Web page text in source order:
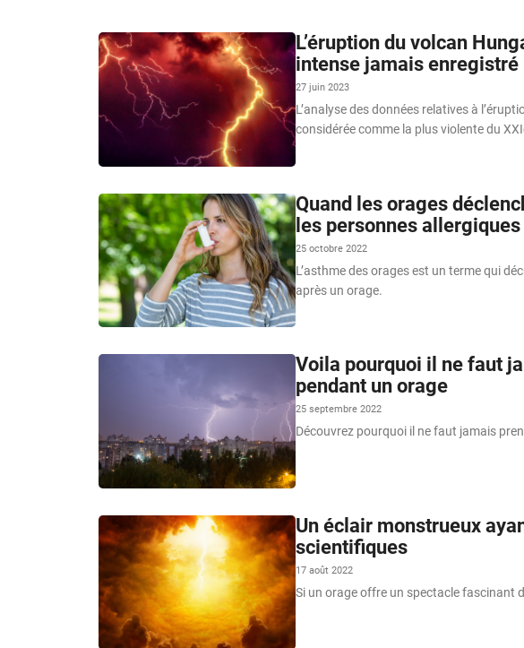
L’éruption du volcan
intense jamais enregistré
27 juin 2023
L’analyse des données relatives à
considérée comme la plus violente du
Quand les orages
les personnes
25 octobre 2022
L’asthme des orages est un terme qui
après un orage.
Voila pourquoi il ne faut
pendant un orage
25 septembre 2022
Découvrez pourquoi il ne faut jamais
Un éclair monstrueux
scientifiques
17 août 2022
Si un orage offre un spectacle fascinant